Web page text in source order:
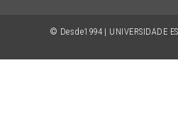
© Desde1994 | UNIVERSIDADE